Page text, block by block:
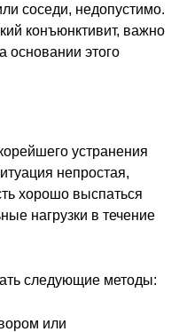
соседи, недопустимо.
конъюнктивит, важно
основании этого
устранения
непростая,
хорошо выспаться
нагрузки в течение
следующие методы:
или